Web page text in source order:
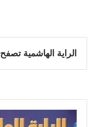
الراية الهاشمية تصفح